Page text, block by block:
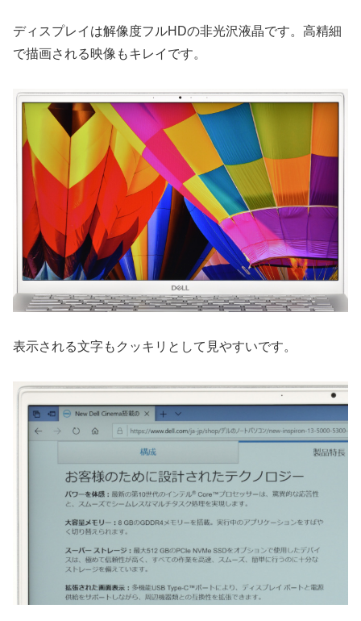
ディスプレイは解像度フルHDの非光沢液晶です。高精細
で描画される映像もキレイです。
表示される文字もクッキリとして見やすいです。